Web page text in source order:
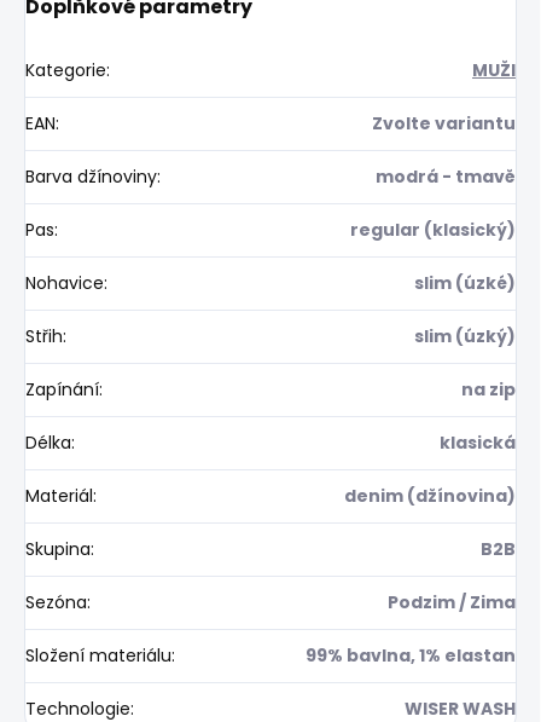
Doplňkové parametry
Kategorie: MUŽI
EAN: Zvolte variantu
Barva džínoviny: modrá - tmavě
Pas: regular (klasický)
Nohavice: slim (úzké)
Střih: slim (úzký)
Zapínání: na zip
Délka: klasická
Materiál: denim (džínovina)
Skupina: B2B
Sezóna: Podzim / Zima
Složení materiálu: 99% bavlna, 1% elastan
Technologie: WISER WASH